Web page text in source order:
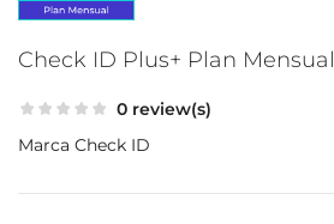
Check ID Plus+ Plan Mensual
0 review(s)
Marca Check ID